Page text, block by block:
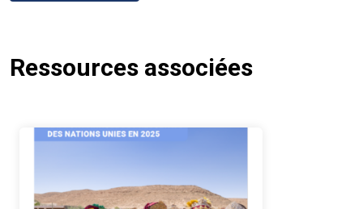
Ressources associées